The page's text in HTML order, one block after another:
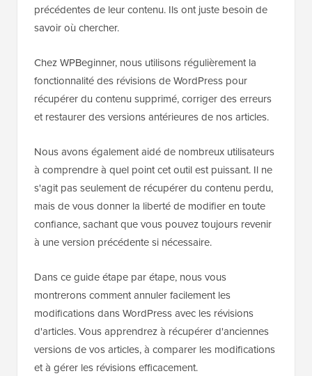
précédentes de leur contenu. Ils ont juste besoin de
savoir où chercher.
Chez WPBeginner, nous utilisons régulièrement la
fonctionnalité des révisions de WordPress pour
récupérer du contenu supprimé, corriger des erreurs
et restaurer des versions antérieures de nos articles.
Nous avons également aidé de nombreux utilisateurs
à comprendre à quel point cet outil est puissant. Il ne
s'agit pas seulement de récupérer du contenu perdu,
mais de vous donner la liberté de modifier en toute
confiance, sachant que vous pouvez toujours revenir
à une version précédente si nécessaire.
Dans ce guide étape par étape, nous vous
montrerons comment annuler facilement les
modifications dans WordPress avec les révisions
d'articles. Vous apprendrez à récupérer d'anciennes
versions de vos articles, à comparer les modifications
et à gérer les révisions efficacement.